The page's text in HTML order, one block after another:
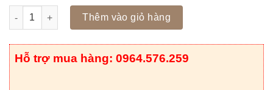
Số lượng Thêm vào giỏ hàng
Hỗ trợ mua hàng: 0964.576.259